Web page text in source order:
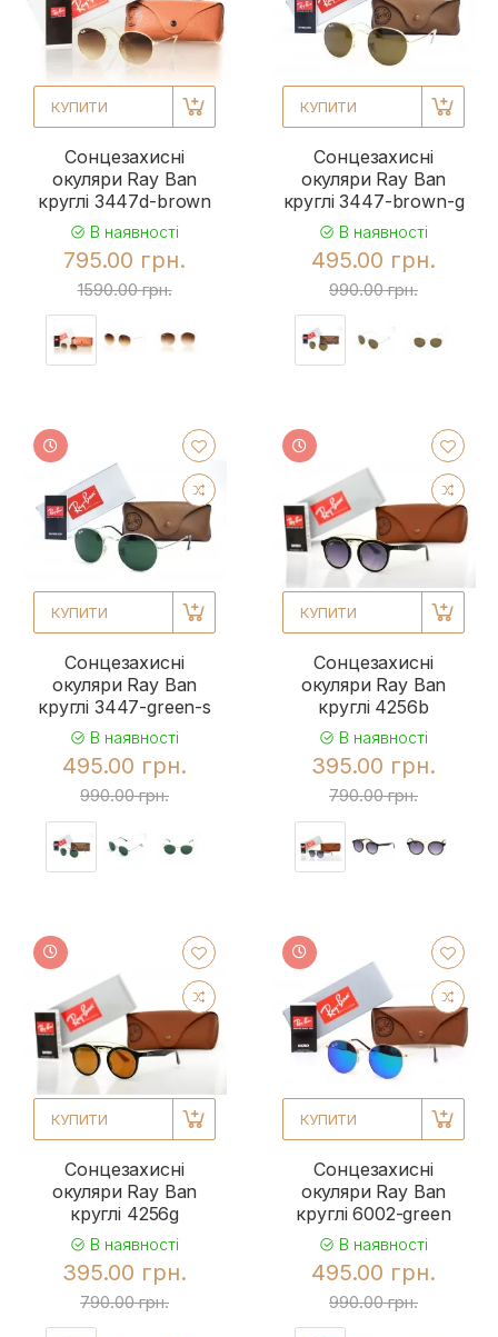
КУПИТИ
Сонцезахисні
окуляри Ray Ban
круглі 3447d-brown
В наявності
795.00 грн.
1590.00 грн.
КУПИТИ
Сонцезахисні
окуляри Ray Ban
круглі 3447-brown-g
В наявності
495.00 грн.
990.00 грн.
КУПИТИ
Сонцезахисні
окуляри Ray Ban
круглі 3447-green-s
В наявності
495.00 грн.
990.00 грн.
КУПИТИ
Сонцезахисні
окуляри Ray Ban
круглі 4256b
В наявності
395.00 грн.
790.00 грн.
КУПИТИ
Сонцезахисні
окуляри Ray Ban
круглі 4256g
В наявності
395.00 грн.
790.00 грн.
КУПИТИ
Сонцезахисні
окуляри Ray Ban
круглі 6002-green
В наявності
495.00 грн.
990.00 грн.